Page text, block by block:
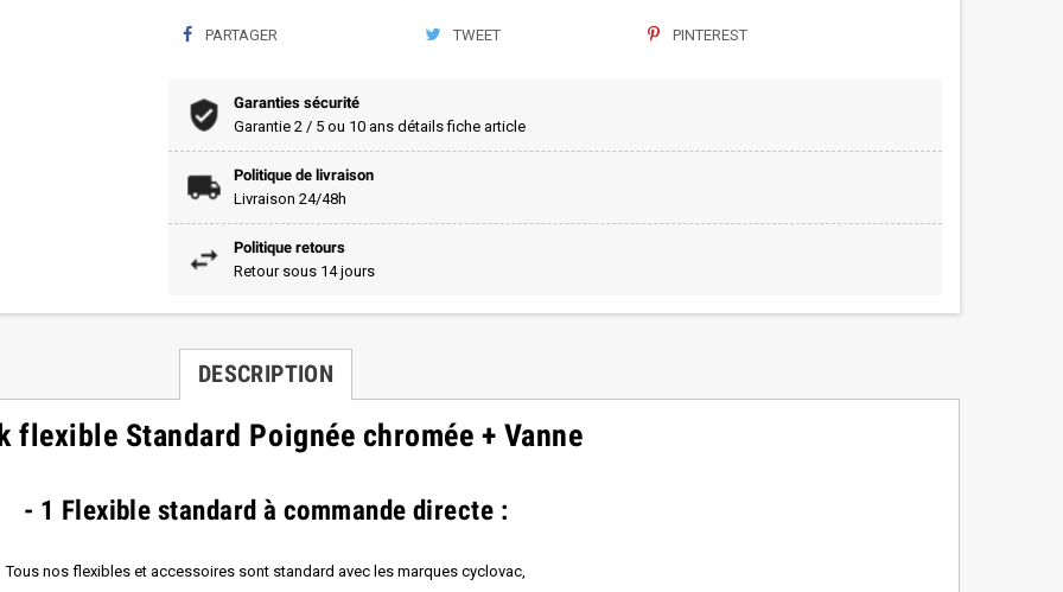
PARTAGER TWEET PINTEREST
Garanties sécurité
Garantie 2 / 5 ou 10 ans détails fiche article
Politique de livraison
Livraison 24/48h
Politique retours
Retour sous 14 jours
DESCRIPTION
flexible Standard Poignée chromée + Vanne
- 1 Flexible standard à commande directe :
Tous nos flexibles et accessoires sont standard avec les marques cyclovac,